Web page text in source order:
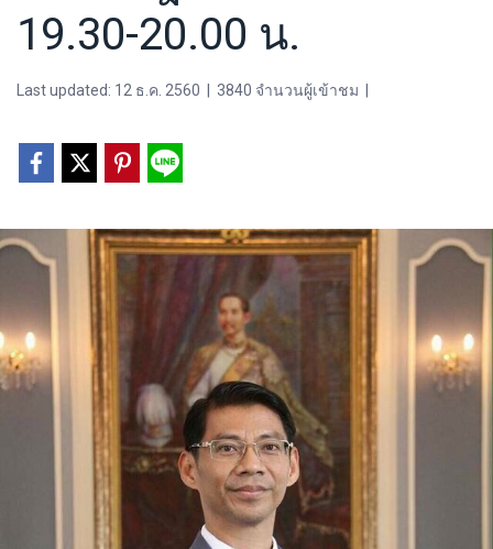
19.30-20.00 น.
Last updated: 12 ธ.ค. 2560 3840 จำนวนผู้เข้าชม